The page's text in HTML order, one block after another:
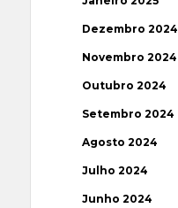
Dezembro 2024
Novembro 2024
Outubro 2024
Setembro 2024
Agosto 2024
Julho 2024
Junho 2024